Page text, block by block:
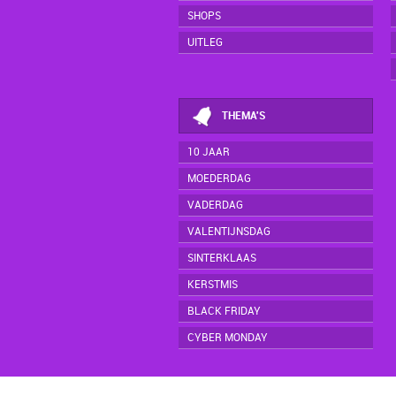
SHOPS
UITLEG
THEMA'S
10 JAAR
MOEDERDAG
VADERDAG
VALENTIJNSDAG
SINTERKLAAS
KERSTMIS
BLACK FRIDAY
CYBER MONDAY